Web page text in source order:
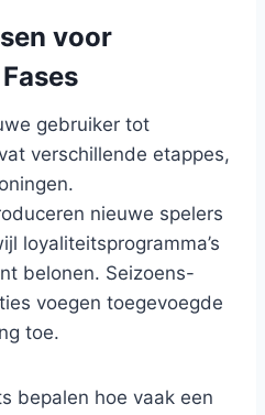
voor
gebruiker tot
verschillende etappes,
nieuwe spelers
loyaliteitsprogramma’s
belonen. Seizoens-
voegen toegevoegde
toe.
bepalen hoe vaak een